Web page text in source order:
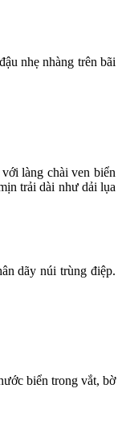
nhẹ nhàng trên bãi
làng chài ven biển
trải dài như dải lụa
dãy núi trùng điệp.
biển trong vắt, bờ